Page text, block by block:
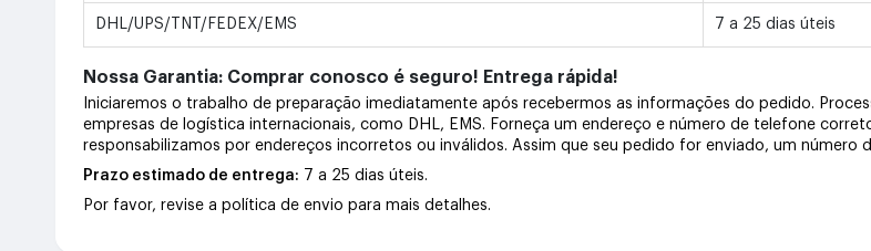
DHL/UPS/TNT/FEDEX/EMS 7 a 25 dias úteis
Nossa Garantia: Comprar conosco é seguro! Entrega rápida!
Iniciaremos o trabalho de preparação imediatamente após recebermos as informações do pedido.
empresas de logística internacionais, como DHL, EMS. Forneça um endereço e número de telefone
responsabilizamos por endereços incorretos ou inválidos. Assim que seu pedido for enviado, um número
Prazo estimado de entrega: 7 a 25 dias úteis.
Por favor, revise a política de envio para mais detalhes.